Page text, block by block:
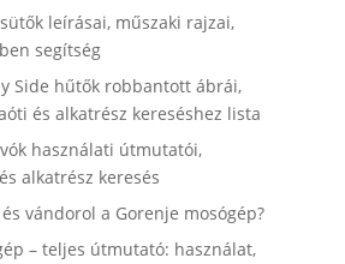
leírásai, műszaki rajzai,
segítség
Side hűtők robbantott ábrái,
és alkatrész kereséshez lista
használati útmutatói,
alkatrész keresés
vándorol a Gorenje mosógép?
– teljes útmutató: használat,